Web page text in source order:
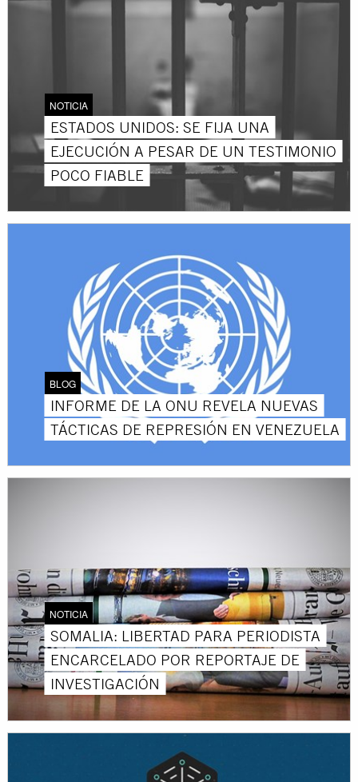
NOTICIA
ESTADOS UNIDOS: SE FIJA UNA
EJECUCIÓN A PESAR DE UN TESTIMONIO
POCO FIABLE
BLOG
INFORME DE LA ONU REVELA NUEVAS
TÁCTICAS DE REPRESIÓN EN VENEZUELA
NOTICIA
SOMALIA: LIBERTAD PARA PERIODISTA
ENCARCELADO POR REPORTAJE DE
INVESTIGACIÓN